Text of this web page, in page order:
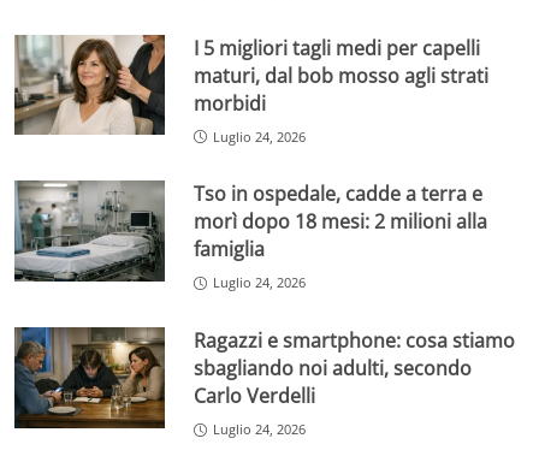
I 5 migliori tagli medi per capelli
maturi, dal bob mosso agli strati
morbidi
Luglio 24, 2026
Tso in ospedale, cadde a terra e
morì dopo 18 mesi: 2 milioni alla
famiglia
Luglio 24, 2026
Ragazzi e smartphone: cosa stiamo
sbagliando noi adulti, secondo
Carlo Verdelli
Luglio 24, 2026